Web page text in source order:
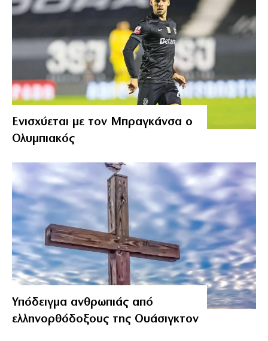
Ενισχύεται με τον Μπραγκάνσα ο
Ολυμπιακός
Υπόδειγμα ανθρωπιάς από
ελληνορθόδοξους της Ουάσιγκτον